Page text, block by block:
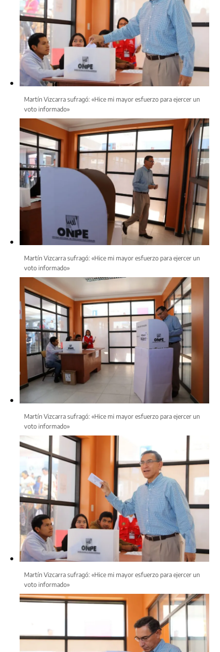
Martín Vizcarra sufragó: «Hice mi mayor esfuerzo para ejercer un
voto informado»
Martín Vizcarra sufragó: «Hice mi mayor esfuerzo para ejercer un
voto informado»
Martín Vizcarra sufragó: «Hice mi mayor esfuerzo para ejercer un
voto informado»
Martín Vizcarra sufragó: «Hice mi mayor esfuerzo para ejercer un
voto informado»